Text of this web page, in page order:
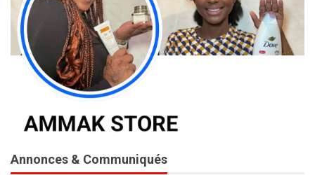
Annonces & Communiqués